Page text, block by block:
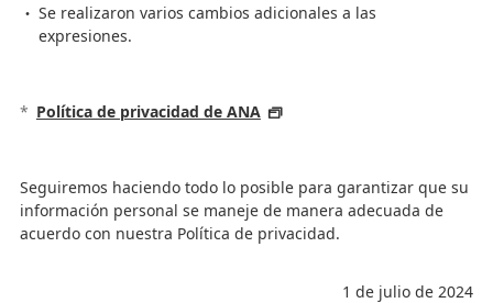
Se realizaron varios cambios adicionales a las
expresiones.
* Política de privacidad de ANA
Seguiremos haciendo todo lo posible para garantizar que su
información personal se maneje de manera adecuada de
acuerdo con nuestra Política de privacidad.
1 de julio de 2024